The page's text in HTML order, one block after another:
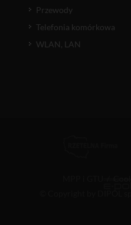
Przewody
Telefonia komórkowa
WLAN, LAN